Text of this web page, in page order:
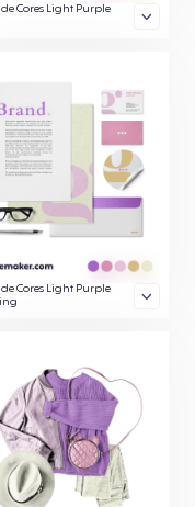
Cores Light Purple
Cores Light Purple